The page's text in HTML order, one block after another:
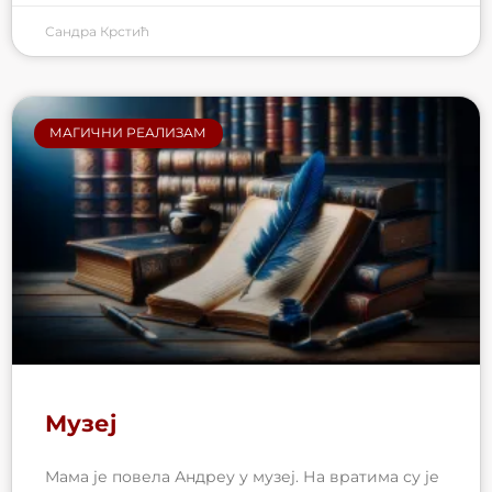
Сандра Крстић
МАГИЧНИ РЕАЛИЗАМ
Музеј
Мама је повела Андреу у музеј. На вратима су је